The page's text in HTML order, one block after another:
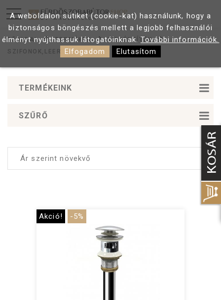
FŐOLDAL TERMÉKEK
KIEGÉSZÍTŐK
SZIFONOK,LEERESZTŐK
TERMÉKEINK
SZŰRŐ
GYÁRTÓ
Akció! -5%
A weboldalon sütiket (cookie-kat) használunk, hogy a
biztonságos böngészés mellett a legjobb felhasználói
élményt nyújthassuk látogatóinknak.További információk.
Elfogadom
Elutasítom